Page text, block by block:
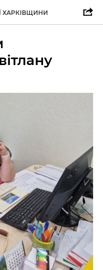
ХАРКІВЩИНИ